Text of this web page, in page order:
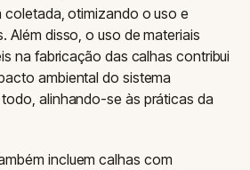
coletada, otimizando o uso e
Além disso, o uso de materiais
na fabricação das calhas contribui
ambiental do sistema
alinhando-se às práticas da
incluem calhas com